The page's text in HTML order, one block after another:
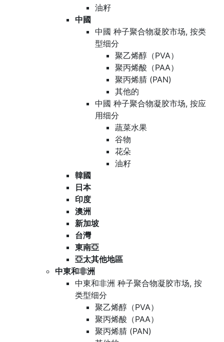
油籽
中國
中國 种子聚合物凝胶市场, 按类
型细分
聚乙烯醇（PVA）
聚丙烯酸（PAA）
聚丙烯腈 (PAN)
其他的
中國 种子聚合物凝胶市场, 按应
用细分
蔬菜水果
谷物
花朵
油籽
韓國
日本
印度
澳洲
新加坡
台灣
東南亞
亞太其他地區
中東和非洲
中東和非洲 种子聚合物凝胶市场, 按
类型细分
聚乙烯醇（PVA）
聚丙烯酸（PAA）
聚丙烯腈 (PAN)